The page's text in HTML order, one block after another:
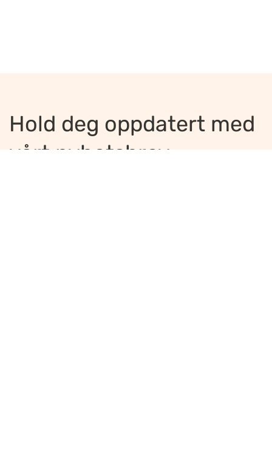
Hold deg oppdatert med
vårt nyhetsbrev